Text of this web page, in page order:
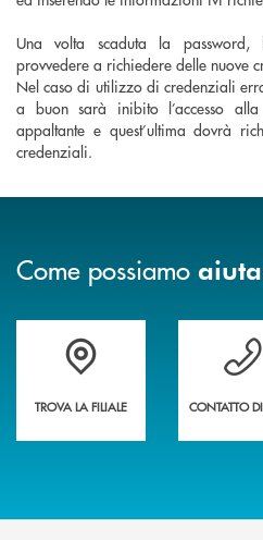
Una volta scaduta la password,
provvedere a richiedere delle nuove
Nel caso di utilizzo di credenziali
a buon sarà inibito l’accesso
appaltante e quest’ultima dovrà
credenziali.
Come possiamo
Trova la filiale più vicina a te&nbsp;
TROVA LA FILIALE
Hai
CONTATTO